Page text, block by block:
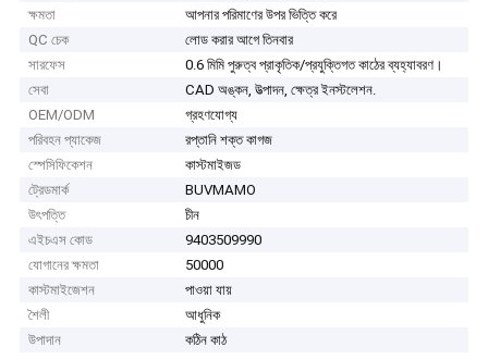
ক্ষমতা
আপনার পরিমাণের উপর ভিত্তি করে
QC চেক
লোড করার আগে তিনবার
সারফেস
0.6 মিমি পুরুত্ব প্রাকৃতিক/প্রযুক্তিগত কাঠের ব্যহ্যাবরণ।
সেবা
CAD অঙ্কন, উত্পাদন, ক্ষেত্র ইনস্টলেশন.
OEM/ODM
গ্রহণযোগ্য
পরিবহন প্যাকেজ
রপ্তানি শক্ত কাগজ
স্পেসিফিকেশন
কাস্টমাইজড
ট্রেডমার্ক
BUVMAMO
উৎপত্তি
চীন
এইচএস কোড
9403509990
যোগানের ক্ষমতা
50000
কাস্টমাইজেশন
পাওয়া যায়
শৈলী
আধুনিক
উপাদান
কঠিন কাঠ